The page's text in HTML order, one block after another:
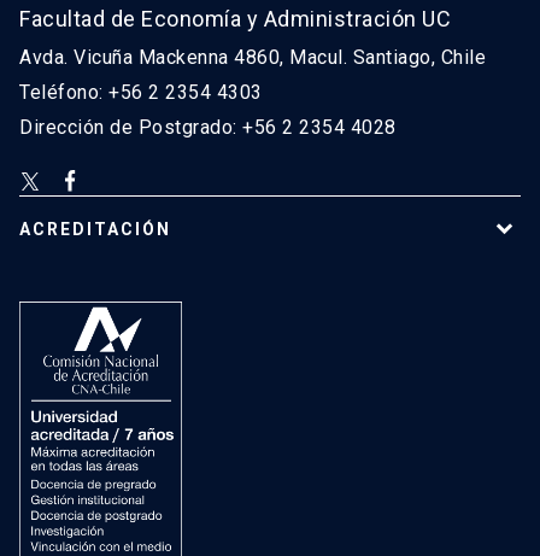
Facultad de Economía y Administración UC
Avda. Vicuña Mackenna 4860, Macul. Santiago, Chile
Teléfono: +56 2 2354 4303
Dirección de Postgrado: +56 2 2354 4028
ACREDITACIÓN